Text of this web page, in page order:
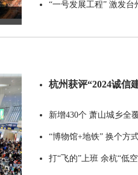
“一号发展工程” 激发台
杭州获评“2024诚信
新增430个 萧山城乡全
“博物馆+地铁” 换个方
打“飞的”上班 余杭“低